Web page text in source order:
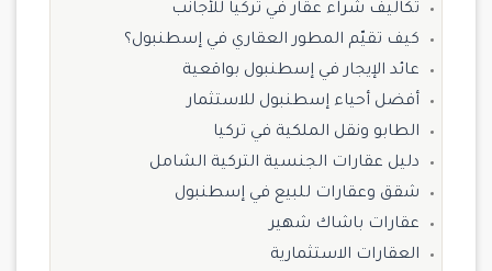
تكاليف شراء عقار في تركيا للأجانب
كيف تقيّم المطور العقاري في إسطنبول؟
عائد الإيجار في إسطنبول بواقعية
أفضل أحياء إسطنبول للاستثمار
الطابو ونقل الملكية في تركيا
دليل عقارات الجنسية التركية الشامل
شقق وعقارات للبيع في إسطنبول
عقارات باشاك شهير
العقارات الاستثمارية